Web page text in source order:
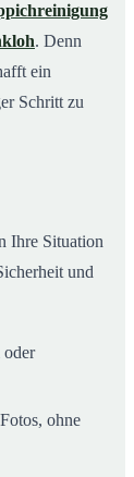
. Denn
ein
Schritt zu
Ihre Situation
und
ohne